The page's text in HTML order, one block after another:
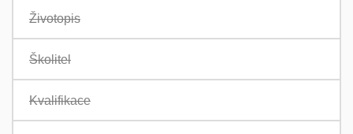
Životopis
Školitel
Kvalifikace